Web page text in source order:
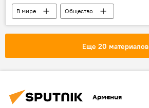
В мире Общество
Еще 20 материалов
Армения